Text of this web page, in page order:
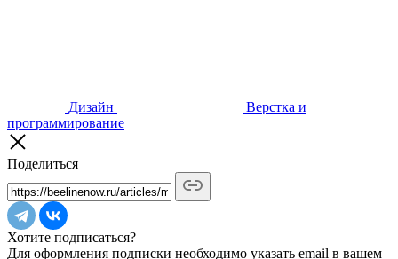
Дизайн
Верстка и
программирование
Поделиться
Хотите подписаться?
Для оформления подписки необходимо указать email в вашем